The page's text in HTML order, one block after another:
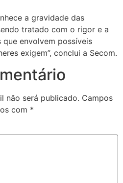
a gravidade das
tratado com o rigor e a
envolvem possíveis
exigem”, conclui a Secom.
não será publicado. Campos
com *